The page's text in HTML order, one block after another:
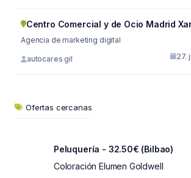
Centro Comercial y de Ocio Madrid
Agencia de marketing digital
autocares gil 27.
Ofertas cercanas
Peluquería - 32.50€ (Bilbao)
Coloración Elumen Goldwell